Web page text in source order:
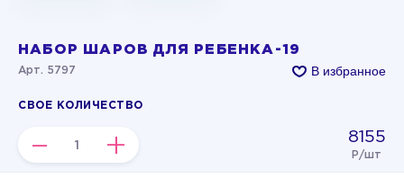
НАБОР ШАРОВ ДЛЯ РЕБЕНКА-19
Арт. 5797 В избранное
СВОЕ КОЛИЧЕСТВО
– + 8155
Р/шт